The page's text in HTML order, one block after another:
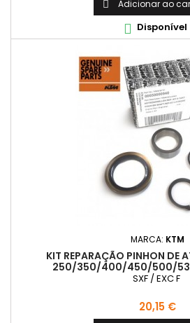
 Adicionar ao
 Disponível
MARCA: KTM
KIT REPARAÇÃO PINHON DE
250/350/400/450/500/
SXF / EXC F
Preço
20,15 €